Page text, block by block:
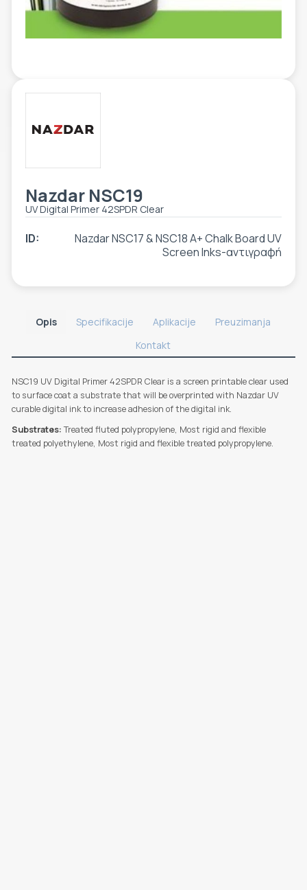
ALATI - DODATNA OPREMA
PO NARUDŽBINI
ETIKETE
TEHNIČKI CRTEŽI
Nazdar NSC19
UV Digital Primer 42SPDR Clear
ID:
Nazdar NSC17 & NSC18 A+ Chalk Board UV
Screen Inks-αντιγραφή
Opis Specifikacije
Preuzimanja
Kontakt
Aplikacije
NSC19 UV Digital Primer 42SPDR Clear is a screen printable clear used
to surface coat a substrate that will be overprinted with Nazdar UV
curable digital ink to increase adhesion of the digital ink.
Substrates: Treated fluted polypropylene, Most rigid and flexible
treated polyethylene, Most rigid and flexible treated polypropylene.